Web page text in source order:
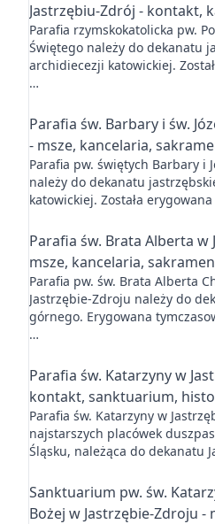
Jastrzębiu-Zdrój - kontakt,
Parafia rzymskokatolicka pw.
Świętego należy do dekanatu
archidiecezji katowickiej.
…
Parafia św. Barbary i św.
- msze, kancelaria,
Parafia pw. świętych Barbary i
należy do dekanatu
katowickiej. Została
Parafia św. Brata Alberta w
msze, kancelaria,
Parafia pw. św. Brata Alberta
Jastrzębie-Zdroju należy do
górnego. Erygowana
…
Parafia św. Katarzyny w
kontakt, sanktuarium,
Parafia św. Katarzyny w
najstarszych placówek
Śląsku, należąca do dekanatu
Sanktuarium pw. św.
Bożej w Jastrzębie-Zdroju -